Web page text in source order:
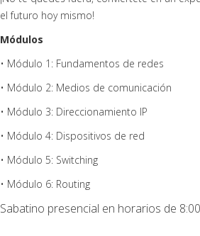
el futuro hoy mismo!
Módulos
• Módulo 1: Fundamentos de redes
• Módulo 2: Medios de comunicación
• Módulo 3: Direccionamiento IP
• Módulo 4: Dispositivos de red
• Módulo 5: Switching
• Módulo 6: Routing
Sabatino presencial en horarios de